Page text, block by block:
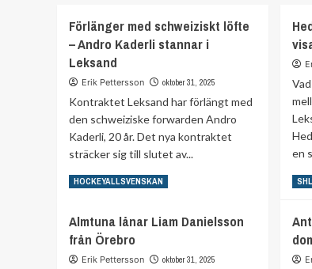
tjänar
Tangnes
Rögle
Förlänger med schweiziskt löfte
– Andro Kaderli stannar i
Leksand
Erik Pettersson oktober 31, 2025
Kontraktet Leksand har förlängt med
den schweiziske forwarden Andro
Kaderli, 20 år. Det nya kontraktet
sträcker sig till slutet av...
Read MoreRead
Förlänger
med
schweiziskt
en
HOCKEYALLSVENSKAN
Almtuna lånar Liam Danielsson
från Örebro
Erik Pettersson oktober 31, 2025
SHL